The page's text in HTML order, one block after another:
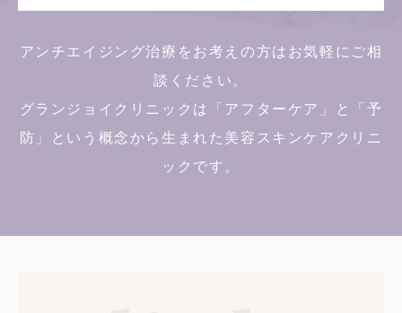
アンチエイジング治療をお考えの方はお気軽にご相
談ください。
グランジョイクリニックは「アフターケア」と「予
防」という概念から生まれた美容スキンケアクリニ
ックです。